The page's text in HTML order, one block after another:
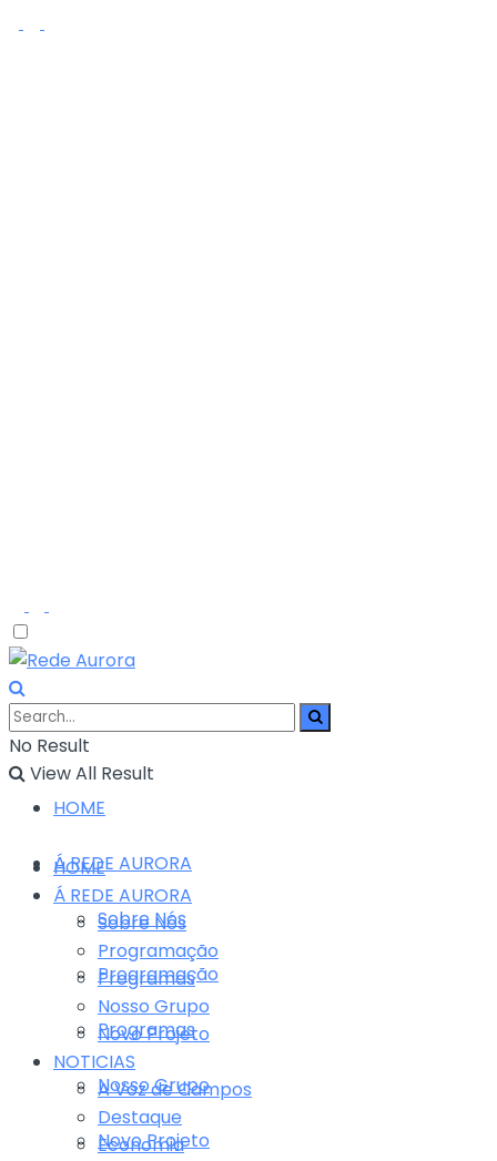
No Result
View All Result
HOME
Á REDE AURORA
Sobre Nós
Programação
Programas
Nosso Grupo
Novo Projeto
HOME
Á REDE AURORA
Sobre Nós
Programação
Programas
Nosso Grupo
Novo Projeto
NOTICIAS
A Voz de Campos
Destaque
Economia